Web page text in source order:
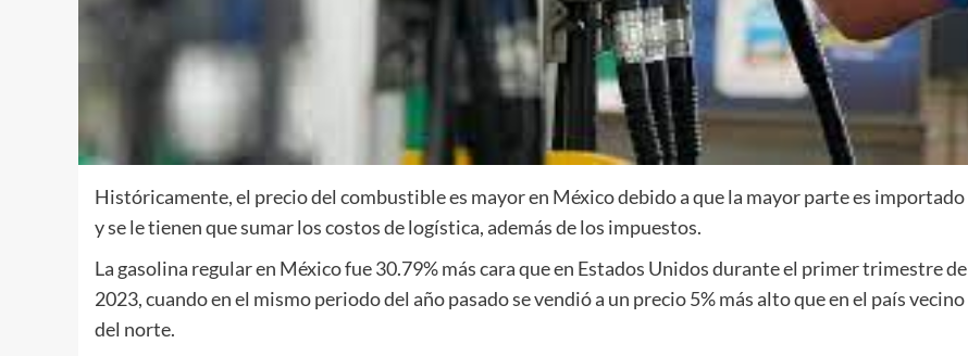
Históricamente, el precio del combustible es mayor en México debido a que la mayor parte es importado
y se le tienen que sumar los costos de logística, además de los impuestos.
La gasolina regular en México fue 30.79% más cara que en Estados Unidos durante el primer trimestre de
2023, cuando en el mismo periodo del año pasado se vendió a un precio 5% más alto que en el país vecino
del norte.